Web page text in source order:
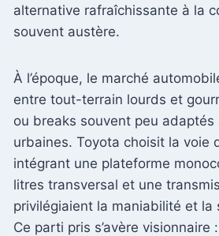
alternative rafraîchissante à la
souvent austère.
À l’époque, le marché
entre tout-terrain lourds et
ou breaks souvent peu adaptés
urbaines. Toyota choisit la voie
intégrant une plateforme
litres transversal et une
privilégiaient la maniabilité et la
Ce parti pris s’avère visionnaire